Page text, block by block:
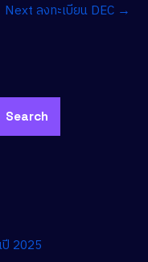
Next ลงทะเบียน DEC →
Search
2025